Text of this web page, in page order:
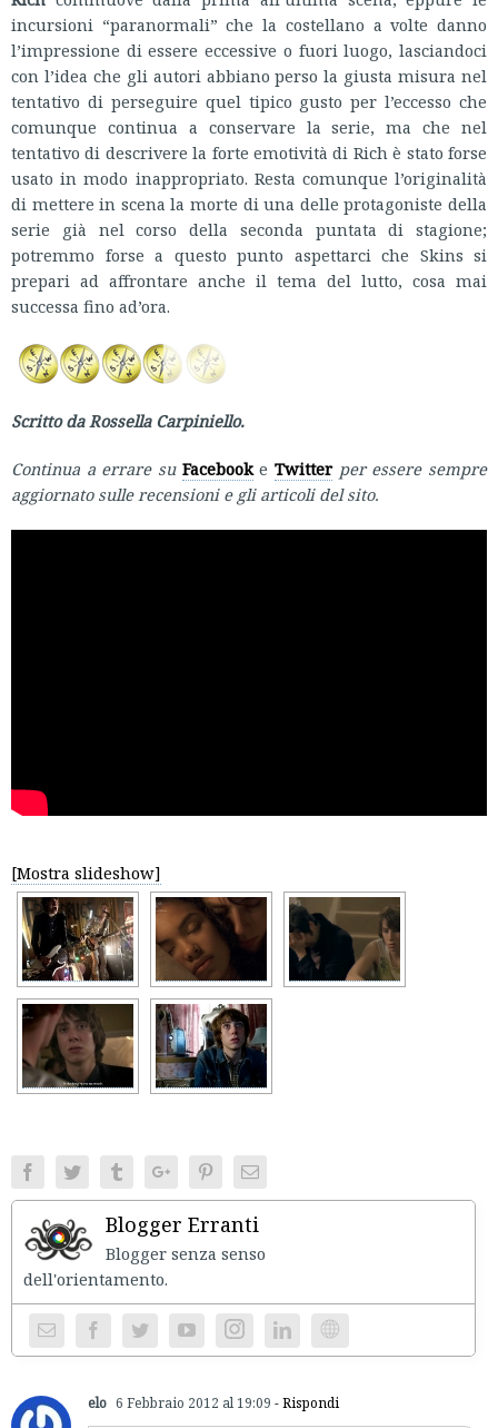
incursioni “paranormali” che la costellano a volte danno
l’impressione di essere eccessive o fuori luogo, lasciandoci
con l’idea che gli autori abbiano perso la giusta misura nel
tentativo di perseguire quel tipico gusto per l’eccesso che
comunque continua a conservare la serie, ma che nel
tentativo di descrivere la forte emotività di Rich è stato forse
usato in modo inappropriato. Resta comunque l’originalità
di mettere in scena la morte di una delle protagoniste della
serie già nel corso della seconda puntata di stagione;
potremmo forse a questo punto aspettarci che Skins si
prepari ad affrontare anche il tema del lutto, cosa mai
successa fino ad’ora.
Scritto da Rossella Carpiniello.
Continua a errare su Facebook e Twitter per essere sempre
aggiornato sulle recensioni e gli articoli del sito.
[Mostra slideshow]
FacebookTwitter TumblrGoogle+PinterestEmail
Blogger Erranti
Blogger senza senso
Instagram Website
elo 6 Febbraio 2012 al 19:09 - Rispondi